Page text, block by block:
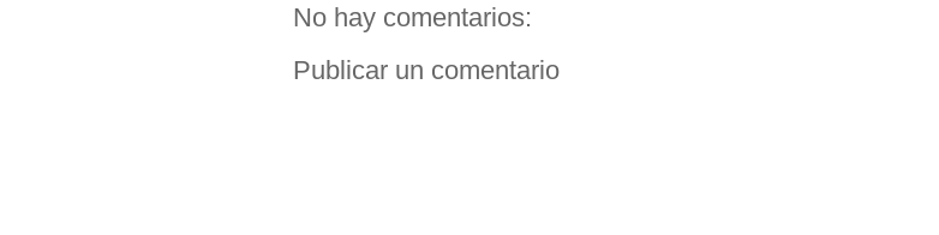
No hay comentarios:
Publicar un comentario